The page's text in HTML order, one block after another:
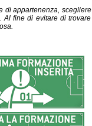
di appartenenza, scegliere
Al fine di evitare di trovare